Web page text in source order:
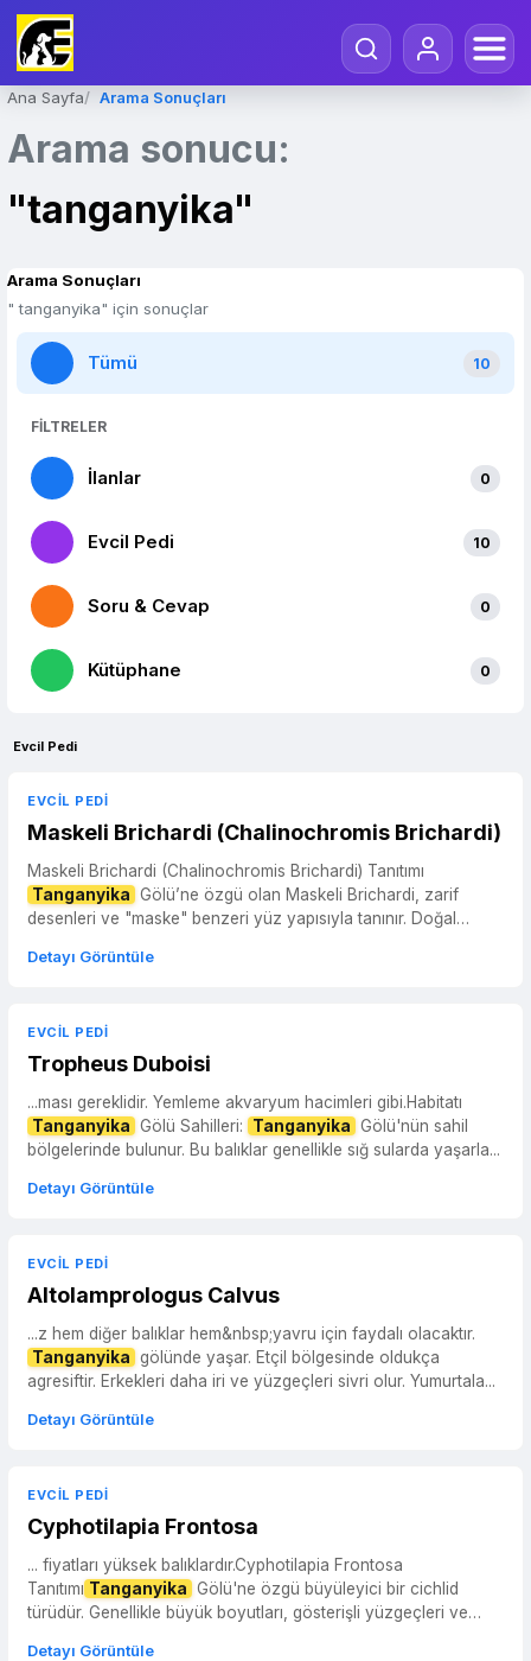
Ana Sayfa Arama Sonuçları
Arama sonucu:
"tanganyika"
Arama Sonuçları
" tanganyika" için sonuçlar
Tümü 10
FİLTRELER
İlanlar 0
Evcil Pedi 10
Soru & Cevap 0
Kütüphane 0
Evcil Pedi
EVCIL PEDI
Maskeli Brichardi (Chalinochromis Brichardi)
Maskeli Brichardi (Chalinochromis Brichardi) Tanıtımı
Tanganyika Gölü’ne özgü olan Maskeli Brichardi, zarif
desenleri ve "maske" benzeri yüz yapısıyla tanınır. Doğal
Detayı Görüntüle
EVCIL PEDI
Tropheus Duboisi
...ması gereklidir. Yemleme akvaryum hacimleri gibi.Habitatı
Tanganyika Gölü Sahilleri: Tanganyika Gölü'nün sahil
bölgelerinde bulunur. Bu balıklar genellikle sığ sularda yaşarla...
Detayı Görüntüle
EVCIL PEDI
Altolamprologus Calvus
...z hem diğer balıklar hem&nbsp;yavru için faydalı olacaktır.
Tanganyika gölünde yaşar. Etçil bölgesinde oldukça
agresiftir. Erkekleri daha iri ve yüzgeçleri sivri olur. Yumurtala...
Detayı Görüntüle
EVCIL PEDI
Cyphotilapia Frontosa
... fiyatları yüksek balıklardır.Cyphotilapia Frontosa
Tanıtımı Tanganyika Gölü'ne özgü büyüleyici bir cichlid
türüdür. Genellikle büyük boyutları, gösterişli yüzgeçleri ve
Detayı Görüntüle